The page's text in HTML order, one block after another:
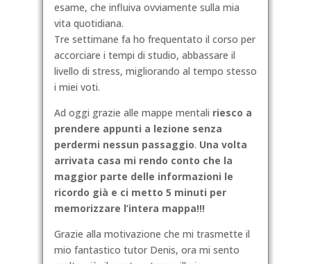
esame, che influiva ovviamente sulla mia
vita quotidiana.
Tre settimane fa ho frequentato il corso per
accorciare i tempi di studio, abbassare il
livello di stress, migliorando al tempo stesso
i miei voti.
Ad oggi grazie alle mappe mentali riesco a
prendere appunti a lezione senza
perdermi nessun passaggio. Una volta
arrivata casa mi rendo conto che la
maggior parte delle informazioni le
ricordo già e ci metto 5 minuti per
memorizzare l’intera mappa!!!
Grazie alla motivazione che mi trasmette il
mio fantastico tutor Denis, ora mi sento